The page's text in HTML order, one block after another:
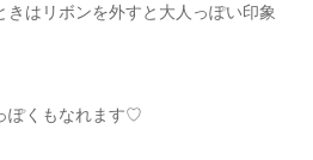
きはリボンを外すと大人っぽい印象
ぽくもなれます♡